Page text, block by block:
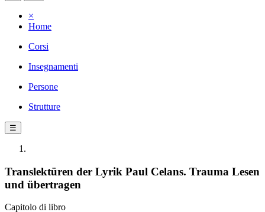
×
Home
Corsi
Insegnamenti
Persone
Strutture
☰
Translektüren der Lyrik Paul Celans. Trauma Lesen
und übertragen
Capitolo di libro